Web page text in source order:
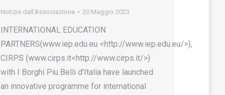
Notizie dall'Associazione 20 Maggio 2023
INTERNATIONAL EDUCATION
PARTNERS(www.iep.edu.eu <http://www.iep.edu.eu/>),
CIRPS (www.cirps.it<http://www.cirps.it/>)
with I Borghi Piu Belli d’Italia have launched
an innovative programme for international